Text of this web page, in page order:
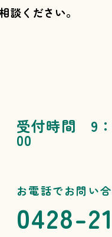
談ください。
受付時間 9：
00
お電話でお問い
0428-